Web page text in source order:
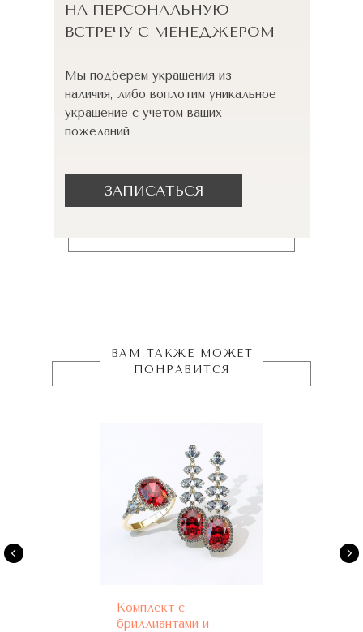
НА ПЕРСОНАЛЬНУЮ
ВСТРЕЧУ С МЕНЕДЖЕРОМ
Мы подберем украшения из
наличия, либо воплотим уникальное
украшение с учетом ваших
пожеланий
ЗАПИСАТЬСЯ
ВАМ ТАКЖЕ МОЖЕТ
ПОНРАВИТСЯ
Комплект с
бриллиантами и